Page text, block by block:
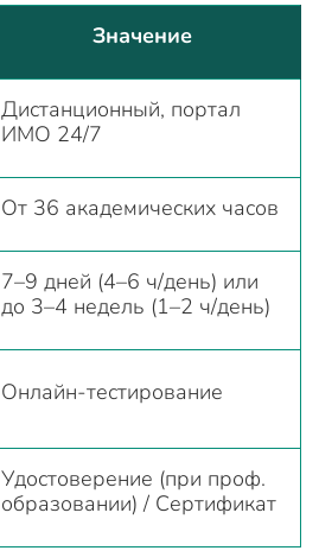
Значение
Дистанционный, портал
ИМО 24/7
От 36 академических часов
7–9 дней (4–6 ч/день) или
до 3–4 недель (1–2 ч/день)
Онлайн-тестирование
Удостоверение (при проф.
образовании) / Сертификат